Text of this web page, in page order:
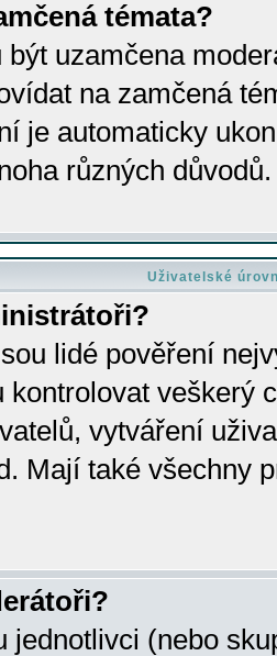
témata?
být uzamčena
na zamčená
je automaticky
různých důvodů.
Uživatelské
lidé pověření
kontrolovat veškerý
vytváření
Mají také všechny
jednotlivci (nebo